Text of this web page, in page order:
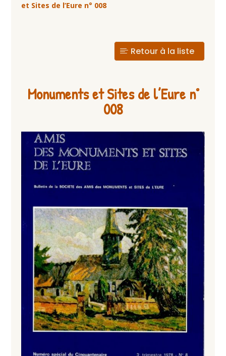
et Sites de l’Eure n° 008
Retour à la liste
Monuments et Sites de l’Eure n°
008